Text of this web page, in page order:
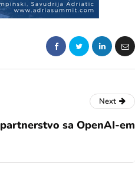
Next
sa OpenAI-em